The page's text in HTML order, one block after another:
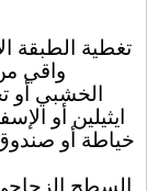
واقي
الخشبي أو
ايثيلين أو
خياطة أو